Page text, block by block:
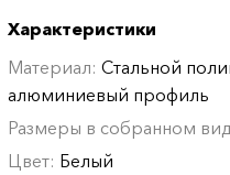
Характеристики
Материал:Стальной
алюминиевый профиль
Размеры в собранном
Цвет: Белый